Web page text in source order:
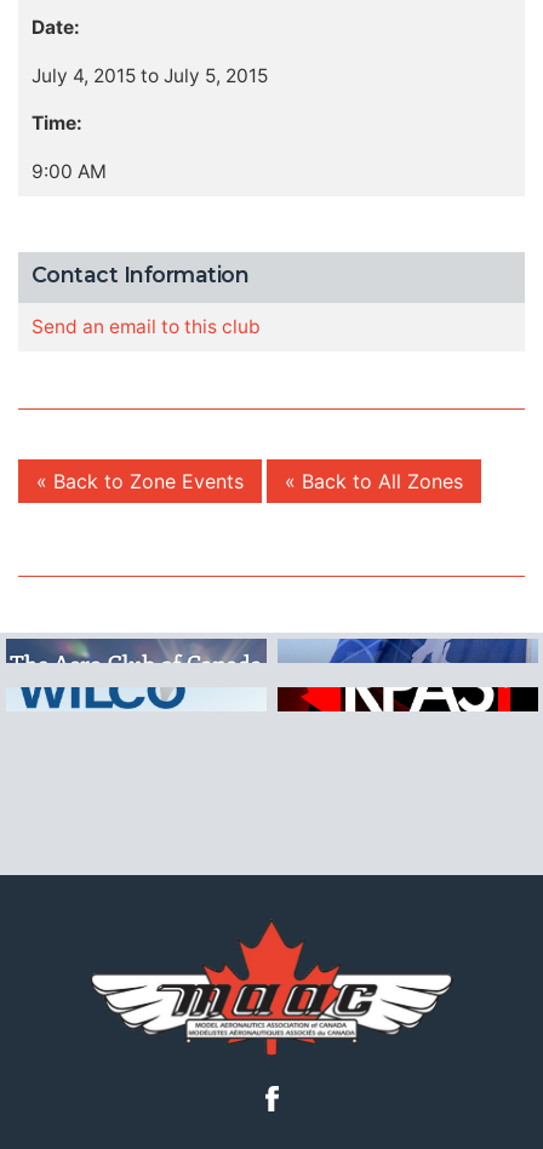
Date:
July 4, 2015 to July 5, 2015
Time:
9:00 AM
Contact Information
Send an email to this club
« Back to Zone Events « Back to All Zones